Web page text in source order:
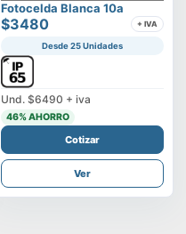
Fotocelda Blanca 10a
$3480 + IVA
Desde 25 Unidades
Und. $6490 + iva
46% AHORRO
Cotizar
Ver